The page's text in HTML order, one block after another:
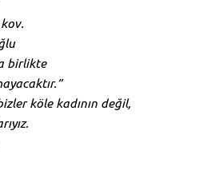
birlikte
köle kadının değil,